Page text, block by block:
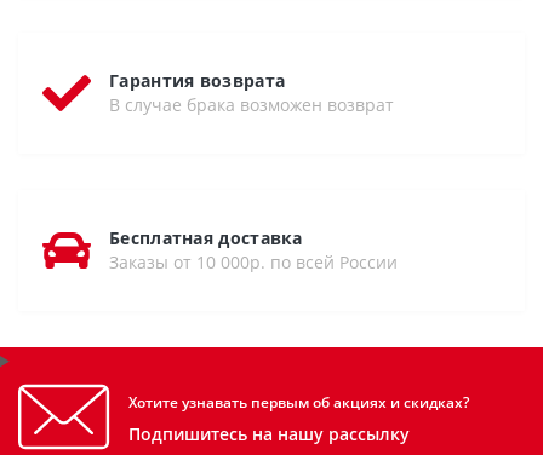
Гарантия возврата
В случае брака возможен возврат
Бесплатная доставка
Заказы от 10 000р. по всей России
Хотите узнавать первым об акциях и скидках?
Подпишитесь на нашу рассылку